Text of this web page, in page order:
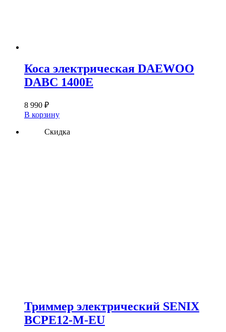
Коса электрическая DAEWOO
DABC 1400E
8 990 ₽
В корзину
Скидка
Триммер электрический SENIX
BCPE12-M-EU